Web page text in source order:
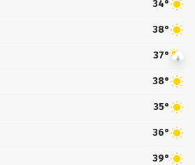
34°
38°
37°
38°
35°
36°
39°